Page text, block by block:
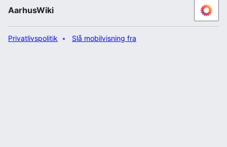
AarhusWiki
Privatlivspolitik Slå mobilvisning fra